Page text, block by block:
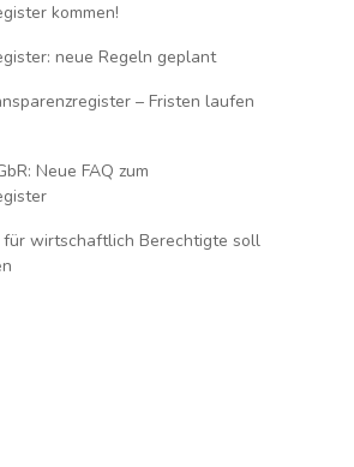
kommen!
neue Regeln geplant
– Fristen laufen
Neue FAQ zum
wirtschaftlich Berechtigte soll